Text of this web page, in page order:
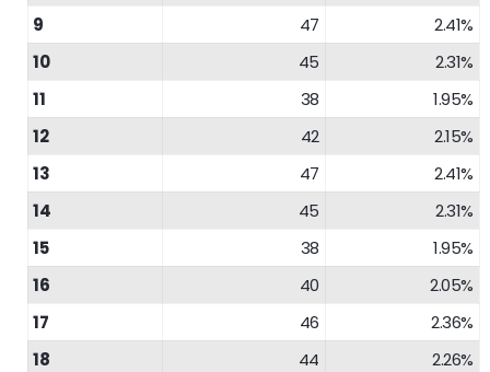
9
47
2.41%
10
45
2.31%
11
38
1.95%
12
42
2.15%
13
47
2.41%
14
45
2.31%
15
38
1.95%
16
40
2.05%
17
46
2.36%
18
44
2.26%